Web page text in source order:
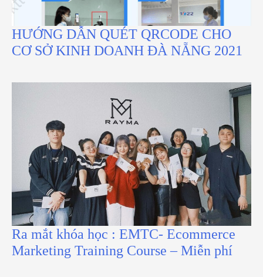
HƯỚNG DẪN QUÉT QRCODE CHO
CƠ SỞ KINH DOANH ĐÀ NẴNG 2021
Ra mắt khóa học : EMTC- Ecommerce
Marketing Training Course – Miễn phí